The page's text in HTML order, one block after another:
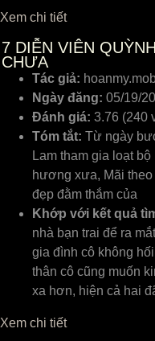
Xem chi tiết
7 DIỄN VIÊN
CHƯA
Tác giả:
Ngày đăng: 05/19/
Đánh giá: 3.76 (240
Tóm tắt: Từ ngày
Lam tham gia loạt
hương xưa, Mãi
đẹp đằm thắm của
Khớp với kết quả
nhà bạn trai để ra
gia đình cô không
thân cô cũng muốn
xa hơn, hiện cả hai
Xem chi tiết